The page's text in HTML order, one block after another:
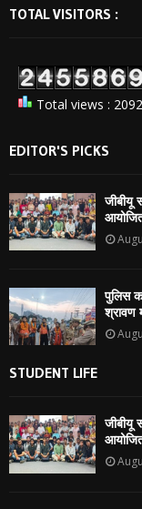
TOTAL VISITORS :
Total views :
EDITOR'S PICKS
जीबीयू
पुलिस
श्रावण
STUDENT LIFE
जीबीयू